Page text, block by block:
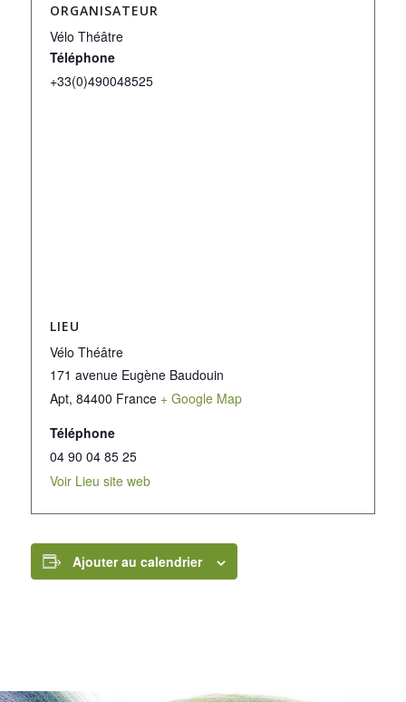
ORGANISATEUR
Vélo Théâtre
Téléphone
+33(0)490048525
LIEU
Vélo Théâtre
171 avenue Eugène Baudouin
Apt, 84400 France + Google Map
Téléphone
04 90 04 85 25
Voir Lieu site web
Ajouter au calendrier